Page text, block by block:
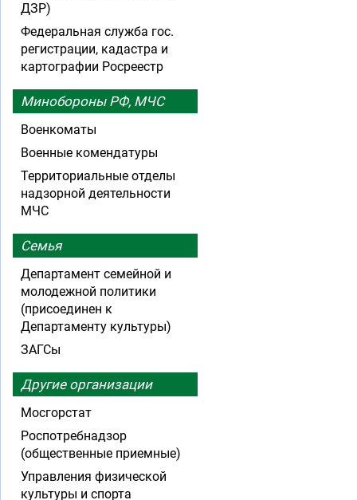
ДЗР)
Федеральная служба гос.
регистрации, кадастра и
картографии Росреестр
Минобороны РФ, МЧС
Военкоматы
Военные комендатуры
Территориальные отделы
надзорной деятельности
МЧС
Семья
Департамент семейной и
молодежной политики
(присоединен к
Департаменту культуры)
ЗАГСы
Другие организации
Мосгорстат
Роспотребнадзор
(общественные приемные)
Управления физической
культуры и спорта